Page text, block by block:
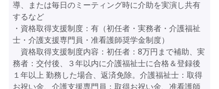
導、または毎日のミーティング時に介助を実演し共有
するなど
・資格取得支援制度：有（初任者・実務者・介護福祉
士・介護支援専門員・准看護師奨学金制度）
資格取得支援制度内容：初任者：8万円まで補助、実
務者：交付後、３年以内に介護福祉士に合格＆登録後
１年以上 勤務した場合、返済免除。介護福祉士：取得
お祝い金、介護支援専門員：取得お祝い金、准看護師